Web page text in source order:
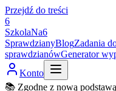
Przejdź do treści
6
SzkolaNa6
SprawdzianyBlogZadania
sprawdzianówGenerator
Konto
📚 Zgodne z nową